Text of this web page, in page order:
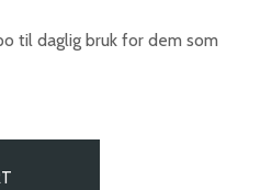
til daglig bruk for dem som